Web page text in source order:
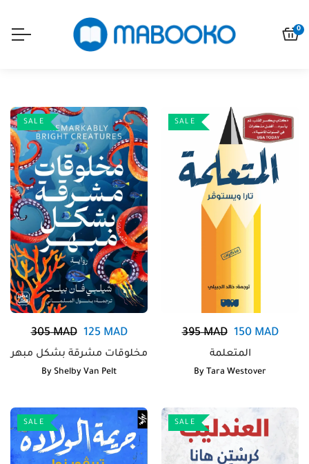
0
SALE
305MAD 125MAD
مخلوقات مشرقة بشكل مبهر
By Shelby Van Pelt
SALE
395MAD 150MAD
المتعلمة
By Tara Westover
SALE SALE